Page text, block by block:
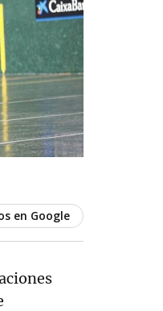
en Google